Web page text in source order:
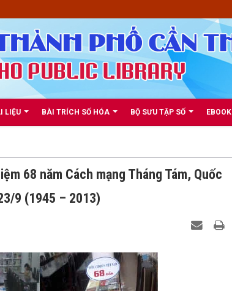
LIỆU BÀI TRÍCH SỐ HÓA BỘ SƯU TẬP SỐ EBOOK
68 năm Cách mạng Tháng Tám, Quốc
9 (1945 – 2013)